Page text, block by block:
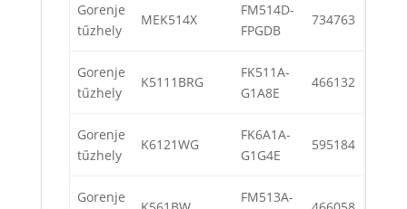
Gorenje
tűzhely
MEK514X
FM514D-
FPGDB
734763
Gorenje
tűzhely
K5111BRG
FK511A-
G1A8E
466132
Gorenje
tűzhely
K6121WG
FK6A1A-
G1G4E
595184
Gorenje
FM513A-